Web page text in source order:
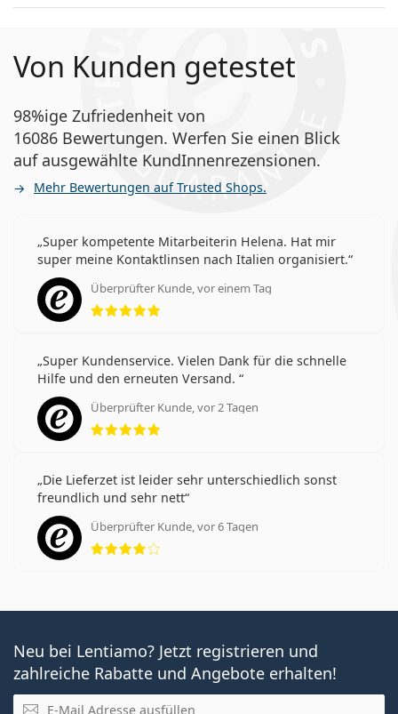
Von Kunden getestet
98%ige Zufriedenheit von
16086 Bewertungen. Werfen Sie einen Blick
auf ausgewählte KundInnenrezensionen.
Mehr Bewertungen auf Trusted Shops.
Super kompetente Mitarbeiterin Helena. Hat mir
super meine Kontaktlinsen nach Italien organisiert.
Überprüfter Kunde, vor einem Tag
Bewertung 5 aus 5
Super Kundenservice. Vielen Dank für die schnelle
Hilfe und den erneuten Versand.
Überprüfter Kunde, vor 2 Tagen
Bewertung 5 aus 5
Die Lieferzet ist leider sehr unterschiedlich sonst
freundlich und sehr nett
Überprüfter Kunde, vor 6 Tagen
Bewertung 4 aus 5
Neu bei Lentiamo? Jetzt registrieren und
zahlreiche Rabatte und Angebote erhalten!
E-Mail